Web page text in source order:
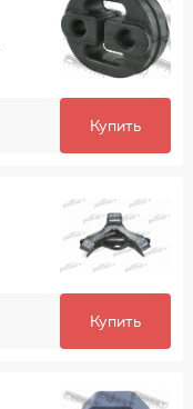
Купить
Купить